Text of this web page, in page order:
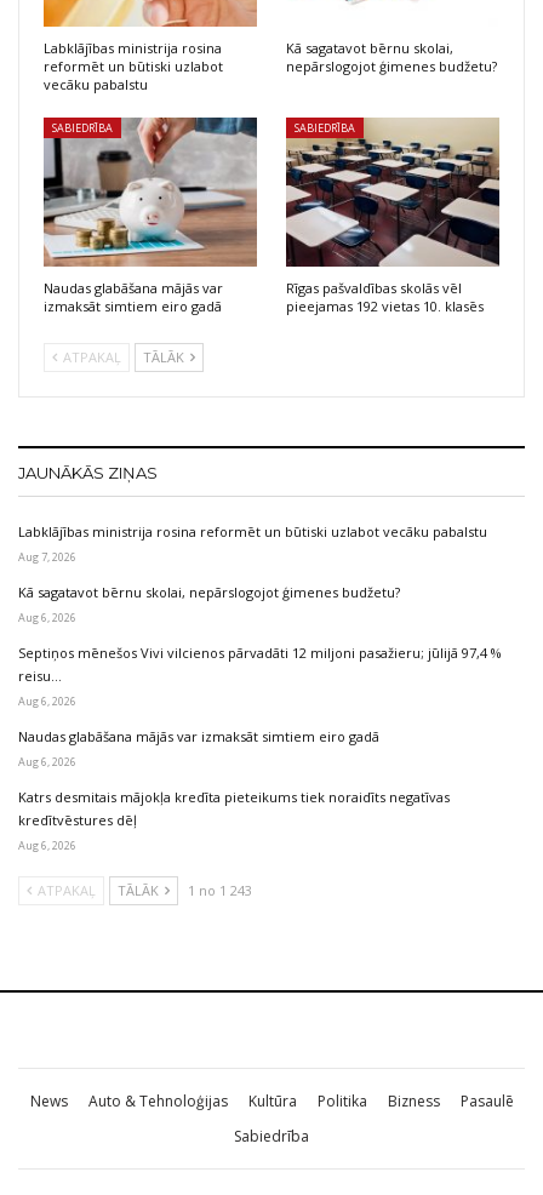
Labklājības ministrija rosina
reformēt un būtiski uzlabot
vecāku pabalstu
Kā sagatavot bērnu skolai,
nepārslogojot ģimenes budžetu?
SABIEDRĪBA
Naudas glabāšana mājās var
izmaksāt simtiem eiro gadā
SABIEDRĪBA
Rīgas pašvaldības skolās vēl
pieejamas 192 vietas 10. klasēs
ATPAKAĻ TĀLĀK
JAUNĀKĀS ZIŅAS
Labklājības ministrija rosina reformēt un būtiski uzlabot vecāku pabalstu
Aug 7, 2026
Kā sagatavot bērnu skolai, nepārslogojot ģimenes budžetu?
Aug 6, 2026
Septiņos mēnešos Vivi vilcienos pārvadāti 12 miljoni pasažieru; jūlijā 97,4 %
reisu…
Aug 6, 2026
Naudas glabāšana mājās var izmaksāt simtiem eiro gadā
Aug 6, 2026
Katrs desmitais mājokļa kredīta pieteikums tiek noraidīts negatīvas
kredītvēstures dēļ
Aug 6, 2026
ATPAKAĻ TĀLĀK 1 no 1 243
News Auto & Tehnoloģijas Kultūra Politika Bizness
Pasaulē
Sabiedrība